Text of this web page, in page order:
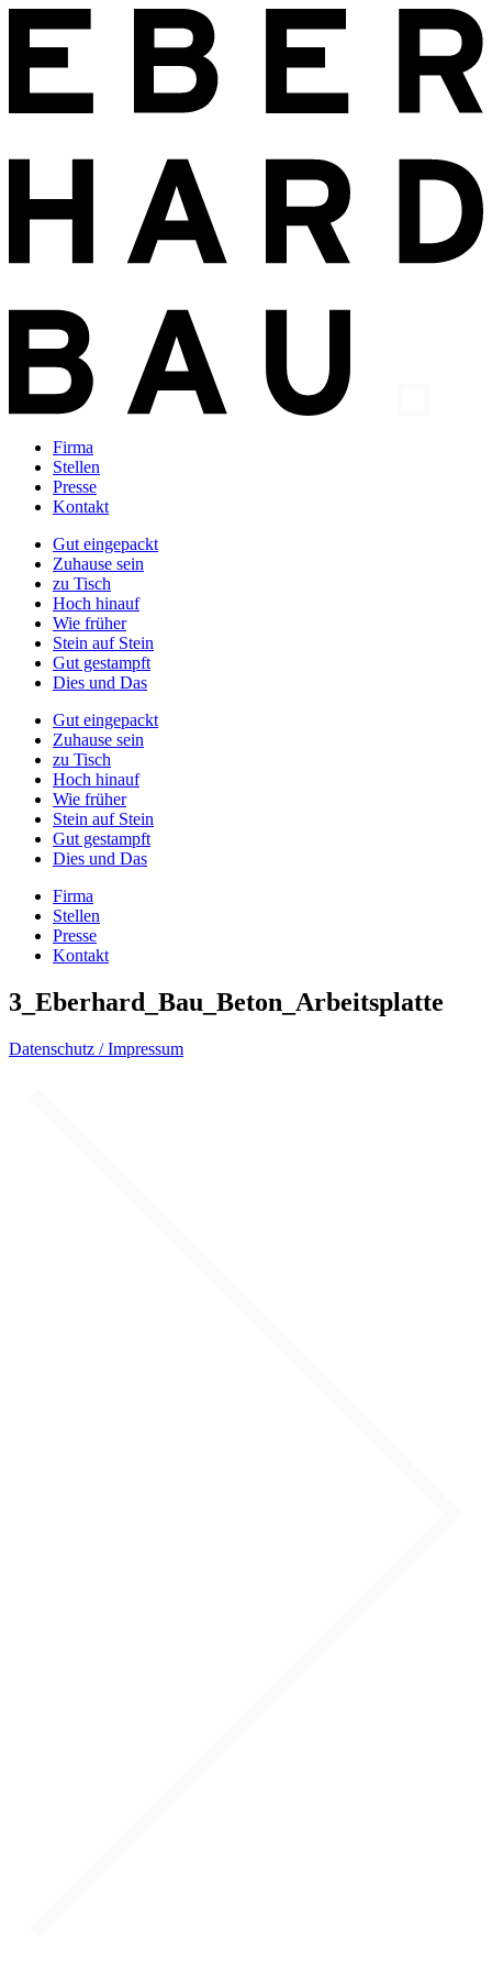
Firma
Stellen
Presse
Kontakt
Gut eingepackt
Zuhause sein
zu Tisch
Hoch hinauf
Wie früher
Stein auf Stein
Gut gestampft
Dies und Das
Gut eingepackt
Zuhause sein
zu Tisch
Hoch hinauf
Wie früher
Stein auf Stein
Gut gestampft
Dies und Das
Firma
Stellen
Presse
Kontakt
3_Eberhard_Bau_Beton_Arbeitsplatte
Datenschutz / Impressum